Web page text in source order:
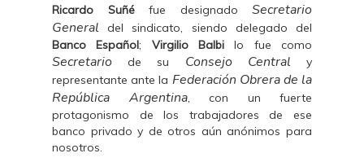
Ricardo Suñéfue designado Secretario
General del sindicato, siendo delegado del
Banco Español; Virgilio Balbi lo fue como
Secretario de su Consejo Central y
representante ante la Federación Obrera de la
República Argentina, con un fuerte
protagonismo de los trabajadores de ese
banco privado y de otros aún anónimos para
nosotros.